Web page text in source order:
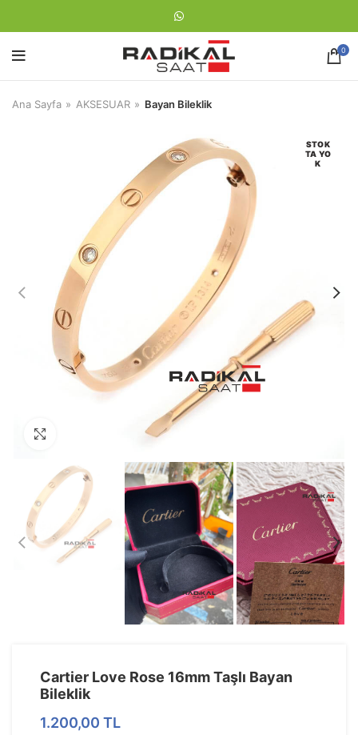
0
Ana Sayfa AKSESUAR Bayan Bileklik
STOK
TA YO
K
Cartier Love Rose 16mm Taşlı Bayan
Bileklik
1.200,00 TL